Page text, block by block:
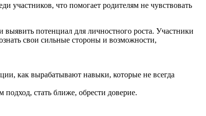
участников, что помогает родителям не чувствовать
потенциал для личностного роста. Участники
свои сильные стороны и возможности,
как вырабатывают навыки, которые не всегда
стать ближе, обрести доверие.